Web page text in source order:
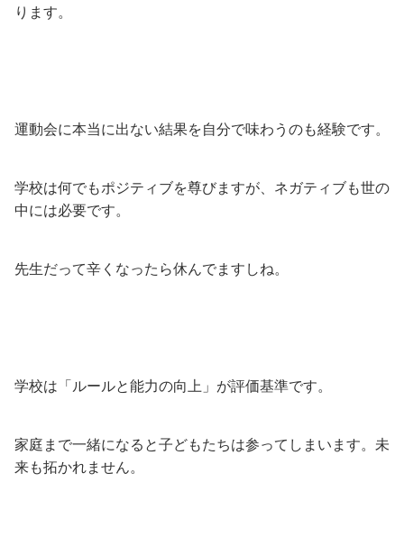
ります。
運動会に本当に出ない結果を自分で味わうのも経験です。
学校は何でもポジティブを尊びますが、ネガティブも世の
中には必要です。
先生だって辛くなったら休んでますしね。
学校は「ルールと能力の向上」が評価基準です。
家庭まで一緒になると子どもたちは参ってしまいます。未
来も拓かれません。